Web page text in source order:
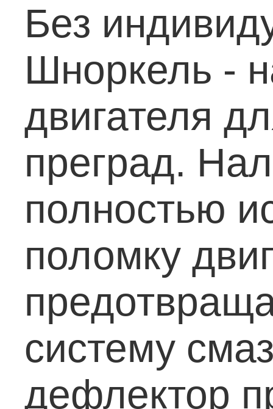
Без
Шноркель -
двигателя
преград.
полностью
поломку
систему
дефлектор